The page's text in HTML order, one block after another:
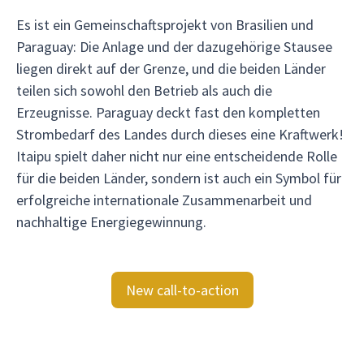
Es ist ein Gemeinschaftsprojekt von Brasilien und
Paraguay: Die Anlage und der dazugehörige Stausee
liegen direkt auf der Grenze, und die beiden Länder
teilen sich sowohl den Betrieb als auch die
Erzeugnisse. Paraguay deckt fast den kompletten
Strombedarf des Landes durch dieses eine Kraftwerk!
Itaipu spielt daher nicht nur eine entscheidende Rolle
für die beiden Länder, sondern ist auch ein Symbol für
erfolgreiche internationale Zusammenarbeit und
nachhaltige Energiegewinnung.
New call-to-action